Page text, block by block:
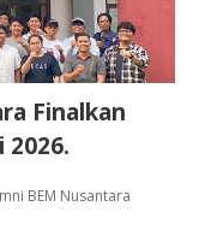
Finalkan
2026.
BEM Nusantara